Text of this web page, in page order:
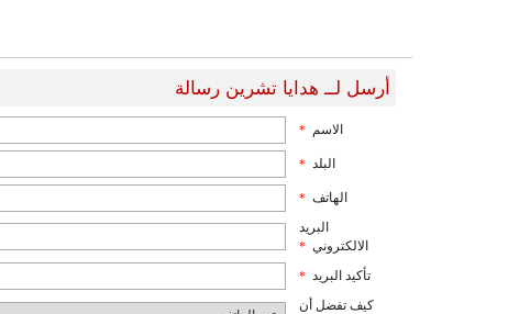
أرسل لــ هدايا تشرين رسالة
الاسم *
البلد *
الهاتف *
البريد
الالكتروني *
تأكيد البريد *
كيف تفضل أن